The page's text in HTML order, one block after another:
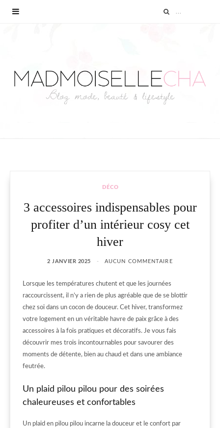
DÉCO
3 accessoires indispensables pour
profiter d’un intérieur cosy cet
hiver
2 JANVIER 2025 AUCUN COMMENTAIRE
Lorsque les températures chutent et que les journées
raccourcissent, il n’y a rien de plus agréable que de se blottir
chez soi dans un cocon de douceur. Cet hiver, transformez
votre logement en un véritable havre de paix grâce à des
accessoires à la fois pratiques et décoratifs. Je vous fais
découvrir mes trois incontournables pour savourer des
moments de détente, bien au chaud et dans une ambiance
feutrée.
Un plaid pilou pilou pour des soirées
chaleureuses et confortables
Un plaid en pilou pilou incarne la douceur et le confort par